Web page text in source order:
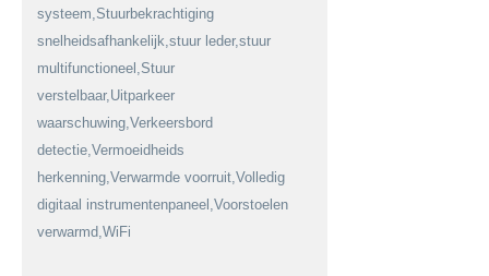
systeem,Stuurbekrachtiging
snelheidsafhankelijk,stuur leder,stuur
multifunctioneel,Stuur
verstelbaar,Uitparkeer
waarschuwing,Verkeersbord
detectie,Vermoeidheids
herkenning,Verwarmde voorruit,Volledig
digitaal instrumentenpaneel,Voorstoelen
verwarmd,WiFi